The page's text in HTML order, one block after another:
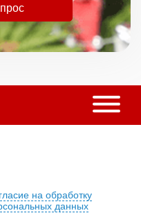
на обработку
данных